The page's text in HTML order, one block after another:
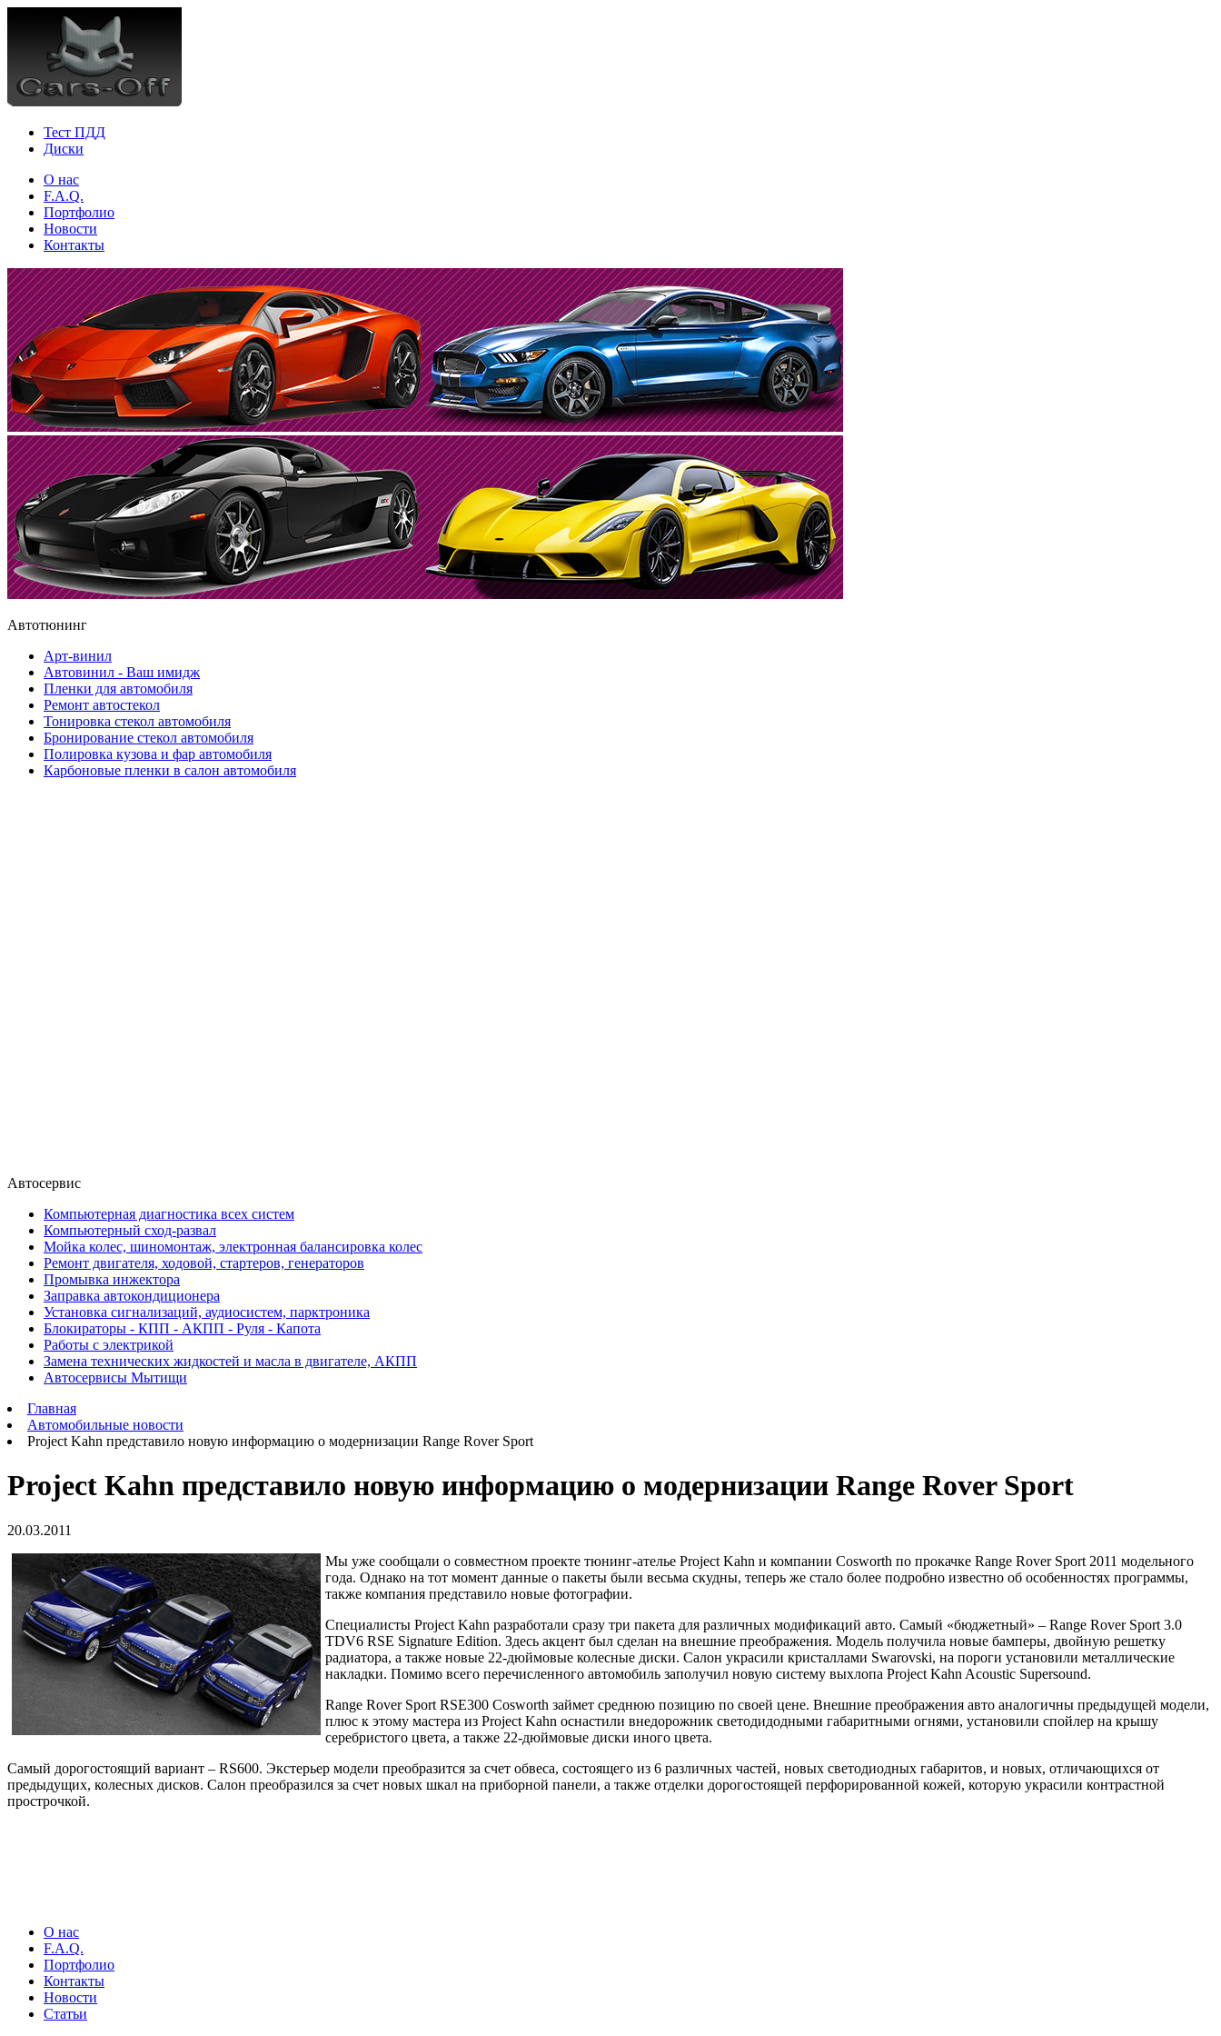
Тест ПДД
Диски
О нас
F.A.Q.
Портфолио
Новости
Контакты
Автотюнинг
Арт-винил
Автовинил - Ваш имидж
Пленки для автомобиля
Ремонт автостекол
Тонировка стекол автомобиля
Бронирование стекол автомобиля
Полировка кузова и фар автомобиля
Карбоновые пленки в салон автомобиля
Автосервис
Компьютерная диагностика всех систем
Компьютерный сход-развал
Мойка колес, шиномонтаж, электронная балансировка колес
Ремонт двигателя, ходовой, стартеров, генераторов
Промывка инжектора
Заправка автокондиционера
Установка сигнализаций, аудиосистем, парктроника
Блокираторы - КПП - АКПП - Руля - Капота
Работы с электрикой
Замена технических жидкостей и масла в двигателе, АКПП
Автосервисы Мытищи
Главная
Автомобильные новости
Project Kahn представило новую информацию о модернизации Range Rover Sport
Project Kahn представило новую информацию о модернизации Range Rover Sport
20.03.2011
Мы уже сообщали о совместном проекте тюнинг-ателье Project Kahn и компании Cosworth по прокачке Range Rover Sport 2011 модельного
года. Однако на тот момент данные о пакеты были весьма скудны, теперь же стало более подробно известно об особенностях программы,
также компания представило новые фотографии.
Специалисты Project Kahn разработали сразу три пакета для различных модификаций авто. Самый «бюджетный» – Range Rover Sport 3.0
TDV6 RSE Signature Edition. Здесь акцент был сделан на внешние преображения. Модель получила новые бамперы, двойную решетку
радиатора, а также новые 22-дюймовые колесные диски. Салон украсили кристаллами Swarovski, на пороги установили металлические
накладки. Помимо всего перечисленного автомобиль заполучил новую систему выхлопа Project Kahn Acoustic Supersound.
Range Rover Sport RSE300 Cosworth займет среднюю позицию по своей цене. Внешние преображения авто аналогичны предыдущей модели,
плюс к этому мастера из Project Kahn оснастили внедорожник светодидодными габаритными огнями, установили спойлер на крышу
серебристого цвета, а также 22-дюймовые диски иного цвета.
Самый дорогостоящий вариант – RS600. Экстерьер модели преобразится за счет обвеса, состоящего из 6 различных частей, новых светодиодных габаритов, и новых, отличающихся от
предыдущих, колесных дисков. Салон преобразился за счет новых шкал на приборной панели, а также отделки дорогостоящей перфорированной кожей, которую украсили контрастной
прострочкой.
О нас
F.A.Q.
Портфолио
Контакты
Новости
Статьи